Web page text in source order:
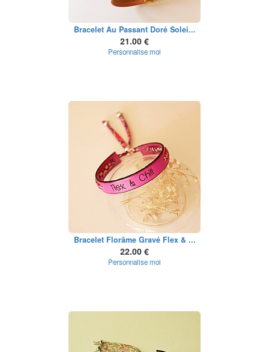
Bracelet Au Passant Doré Solei...
21.00 €
Personnalise moi
Bracelet Florâme Gravé Flex & ...
22.00 €
Personnalise moi